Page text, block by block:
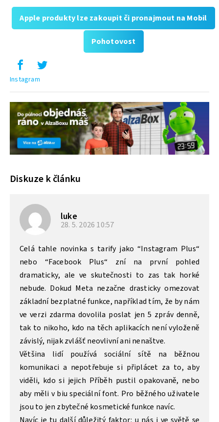
Apple produkty lze zakoupit či pronajmout na Mobil
Pohotovost
Instagram
Diskuze k článku
luke
28. 5. 2026 10:57
Celá tahle novinka s tarify jako “Instagram Plus“
nebo “Facebook Plus“ zní na první pohled
dramaticky, ale ve skutečnosti to zas tak horké
nebude. Dokud Meta nezačne drasticky omezovat
základní bezplatné funkce, například tím, že by nám
ve verzi zdarma dovolila poslat jen 5 zpráv denně,
tak to nikoho, kdo na těch aplikacích není vyloženě
závislý, nijak zvlášť neovlivní ani nenaštve.
Většina lidí používá sociální sítě na běžnou
komunikaci a nepotřebuje si připlácet za to, aby
viděli, kdo si jejich Příběh pustil opakovaně, nebo
aby měli v biu speciální font. Pro běžného uživatele
jsou to jen zbytečné kosmetické funkce navíc.